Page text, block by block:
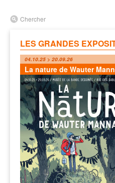
Chercher
LES GRANDES
04.10.25 > 20.09.26
La nature de Wauter